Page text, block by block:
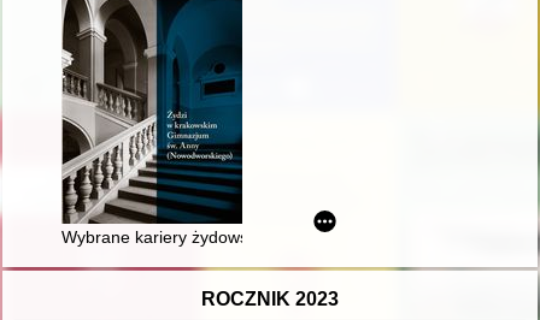
Wybrane kariery żydowskich uczniów Gimnazjum św. Anny
ROCZNIK 2023